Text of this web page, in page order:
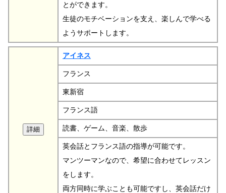
とができます。
生徒のモチベーションを支え、楽しんで学べる
ようサポートします。
アイネス
フランス
東新宿
フランス語
読書、ゲーム、音楽、散歩
英会話とフランス語の指導が可能です。
マンツーマンなので、希望に合わせてレッスン
をします。
両方同時に学ぶことも可能ですし、英会話だけ